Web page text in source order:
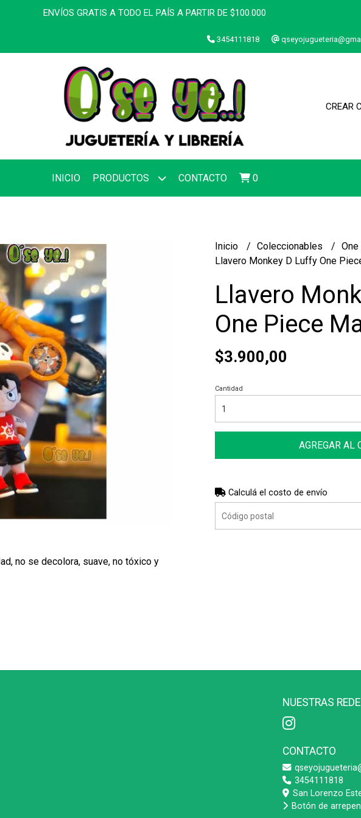
ENVÍOS GRATIS A TODO EL PAÍS A PARTIR DE $100.000
3454111818
CREAR
INICIO PRODUCTOS CONTACTO 0
no se decolora, suave, no tóxico y
Inicio Coleccionables
Llavero Monkey D Luffy One
Llavero
One Piece
$3.900,00
Cantidad
AGREGAR AL
Calculá el costo de envío
NUESTRAS
CONTACTO
3454111818
San Lorenzo
Botón de